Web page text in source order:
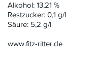
Alkohol: 13,21 %
Restzucker: 0,1 g/l
Säure: 5,2 g/l
www.fitz-ritter.de